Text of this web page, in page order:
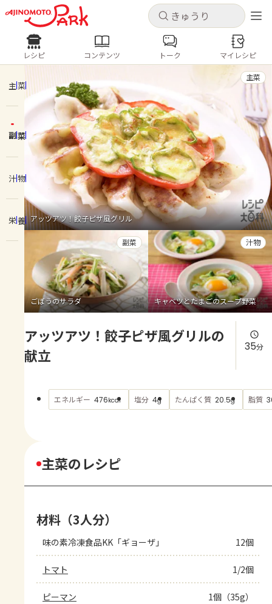
キャンセル
ログインするとレシピを保存できます
ログイン
ホーム
コンテンツ
レシピ
トーク
よくあるお問い合わせ
お買い物
AJINOMOTO PARK とは
キャンセル
レシピ コンテンツ
人気の食材・レシピ
きゅうり なす トマト
とうもろこし
ピーマン
みょうが ゴーヤ
レシピ コンテンツ トーク マイレシピ
主菜
副菜
汁物
栄養 アッツアツ！餃子ピザ風グリル
主菜
ごぼうのサラダ
副菜
キャベツとたまごのスープ野菜
汁物
アッツアツ！餃子ピザ風グリルの
献立
35分
エネルギー 476kcal 塩分 4g たんぱく質 20.5g 脂質
主菜のレシピ
材料（3人分）
味の素冷凍食品KK「ギョーザ」 12個
トマト 1/2個
ピーマン 1個（35g）